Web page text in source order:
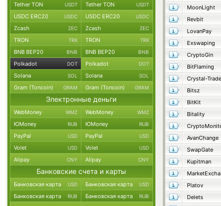
MoonLight
Revbit
LovanPay
Exswaping
CryptoGin
BitFlaming
Crystal-Trade
Bitsz
BitKit
Bitality
AvanChange
SwapGate
Kupitman
Platov
Delets
Tether TON USDT Tether TON USDT
USDC ERC20 USDC USDC ERC20 USDC
Zcash ZEC Zcash ZEC
TRON TRX TRON TRX
BNB BEP20 BNB BNB BEP20 BNB
Polkadot DOT Polkadot DOT
Solana SOL Solana SOL
Gram (Toncoin) GRAM Gram (Toncoin) GRAM
Электронные деньги
WebMoney WMZ WebMoney WMZ
ЮMoney RUB ЮMoney RUB
PayPal USD PayPal USD
Volet USD Volet USD
Alipay CNY Alipay CNY
Банковские счета и карты
Банковская карта USD Банковская карта USD
Банковская карта RUB Банковская карта RUB